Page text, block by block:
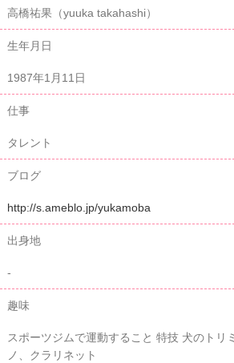
高橋祐果（yuuka takahashi）
生年月日
1987年1月11日
仕事
タレント
ブログ
http://s.ameblo.jp/yukamoba
出身地
-
趣味
スポーツジムで運動すること 特技 犬のトリ
ノ、クラリネット